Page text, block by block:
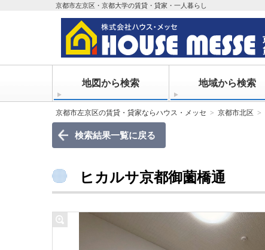
京都市左京区・京都大学の賃貸・貸家・一人暮らし
地図から検索 地域から検索
京都市左京区の賃貸・貸家ならハウス・メッセ 京都市北区
検索結果一覧に戻る
ヒカルサ京都御薗橋通